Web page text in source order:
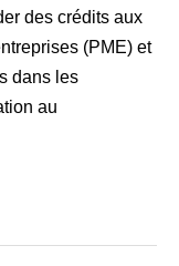
des crédits aux
(PME) et
dans les
au